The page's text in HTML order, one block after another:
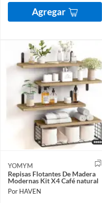
Agregar
YOMYM
Repisas Flotantes De Madera
Modernas Kit X4 Café natural
Por HAVEN